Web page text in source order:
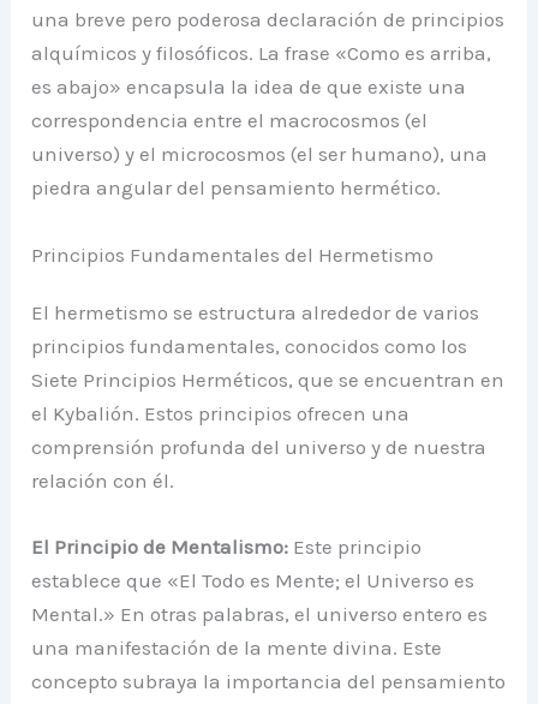
una breve pero poderosa declaración de principios
alquímicos y filosóficos. La frase «Como es arriba,
es abajo» encapsula la idea de que existe una
correspondencia entre el macrocosmos (el
universo) y el microcosmos (el ser humano), una
piedra angular del pensamiento hermético.
Principios Fundamentales del Hermetismo
El hermetismo se estructura alrededor de varios
principios fundamentales, conocidos como los
Siete Principios Herméticos, que se encuentran en
el Kybalión. Estos principios ofrecen una
comprensión profunda del universo y de nuestra
relación con él.
El Principio de Mentalismo: Este principio
establece que «El Todo es Mente; el Universo es
Mental.» En otras palabras, el universo entero es
una manifestación de la mente divina. Este
concepto subraya la importancia del pensamiento